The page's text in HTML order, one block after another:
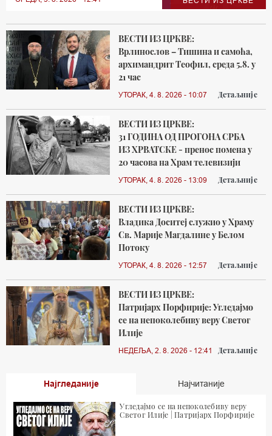
ВЕСТИ ИЗ ЦРКВЕ:
Врлинослов – Тишина и самоћа,
архимандрит Теофил, среда 5.8. у
21 час
УТОРАК, 4. 8. 2026 - 10:07 Детаљније
ВЕСТИ ИЗ ЦРКВЕ:
31 ГОДИНА ОД ПРОГОНА СРБА
ИЗ ХРВАТСКЕ - пренос помена у
20 часова на Храм телевизији
УТОРАК, 4. 8. 2026 - 13:09 Детаљније
ВЕСТИ ИЗ ЦРКВЕ:
Владика Доситеј служио у Храму
Св. Марије Магдалине у Белом
Потоку
УТОРАК, 4. 8. 2026 - 12:57 Детаљније
ВЕСТИ ИЗ ЦРКВЕ:
Патријарх Порфирије: Угледајмо
се на непоколебиву веру Светог
Илије
НЕДЕЉА, 2. 8. 2026 - 12:41 Детаљније
Најгледаније Најчитаније
Угледајмо се на непоколебиву веру
Светог Илије | Патријарх Порфирије